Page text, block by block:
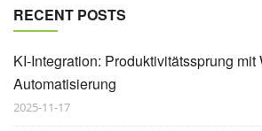
RECENT POSTS
KI-Integration: Produktivitätssprung mit
Automatisierung
2025-11-17